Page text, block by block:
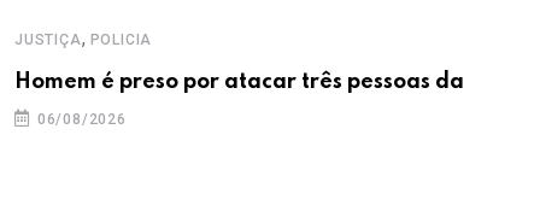
JUSTIÇA, POLICIA
Homem é preso por atacar três pessoas da
06/08/2026